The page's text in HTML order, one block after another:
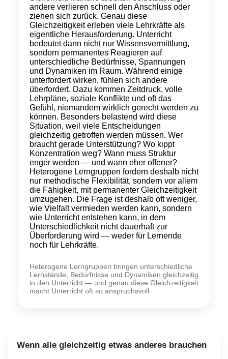
andere verlieren schnell den Anschluss oder
ziehen sich zurück. Genau diese
Gleichzeitigkeit erleben viele Lehrkräfte als
eigentliche Herausforderung. Unterricht
bedeutet dann nicht nur Wissensvermittlung,
sondern permanentes Reagieren auf
unterschiedliche Bedürfnisse, Spannungen
und Dynamiken im Raum. Während einige
unterfordert wirken, fühlen sich andere
überfordert. Dazu kommen Zeitdruck, volle
Lehrpläne, soziale Konflikte und oft das
Gefühl, niemandem wirklich gerecht werden zu
können. Besonders belastend wird diese
Situation, weil viele Entscheidungen
gleichzeitig getroffen werden müssen. Wer
braucht gerade Unterstützung? Wo kippt
Konzentration weg? Wann muss Struktur
enger werden — und wann eher offener?
Heterogene Lerngruppen fordern deshalb nicht
nur methodische Flexibilität, sondern vor allem
die Fähigkeit, mit permanenter Gleichzeitigkeit
umzugehen. Die Frage ist deshalb oft weniger,
wie Vielfalt vermieden werden kann, sondern
wie Unterricht entstehen kann, in dem
Unterschiedlichkeit nicht dauerhaft zur
Überforderung wird — weder für Lernende
noch für Lehrkräfte.
Heterogene Lerngruppen bringen unterschiedliche
Lernstände, Bedürfnisse und Dynamiken gleichzeitig
in den Unterricht — und genau diese Gleichzeitigkeit
macht Unterricht oft so anspruchsvoll.
Wenn alle gleichzeitig etwas anderes brauchen